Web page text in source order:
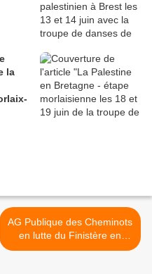
la
AG Publique des Cheminots
en lutte du Finistère en
Gare de Morlaix ce